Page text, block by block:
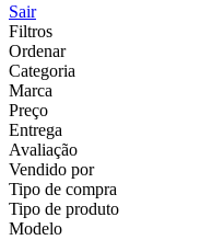
Sair
Filtros
Ordenar
Categoria
Marca
Preço
Entrega
Avaliação
Vendido por
Tipo de compra
Tipo de produto
Modelo